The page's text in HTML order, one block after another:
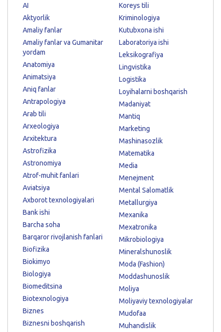
AI
Aktyorlik
Amaliy fanlar
Amaliy fanlar va Gumanitar
yordam
Anatomiya
Animatsiya
Aniq fanlar
Antrapologiya
Arab tili
Arxeologiya
Arxitektura
Astrofizika
Astronomiya
Atrof-muhit fanlari
Aviatsiya
Axborot texnologiyalari
Bank ishi
Barcha soha
Barqaror rivojlanish fanlari
Biofizika
Biokimyo
Biologiya
Biomeditsina
Biotexnologiya
Biznes
Biznesni boshqarish
Koreys tili
Kriminologiya
Kutubxona ishi
Laboratoriya ishi
Leksikografiya
Lingvistika
Logistika
Loyihalarni boshqarish
Madaniyat
Mantiq
Marketing
Mashinasozlik
Matematika
Media
Menejment
Mental Salomatlik
Metallurgiya
Mexanika
Mexatronika
Mikrobiologiya
Mineralshunoslik
Moda (Fashion)
Moddashunoslik
Moliya
Moliyaviy texnologiyalar
Mudofaa
Muhandislik